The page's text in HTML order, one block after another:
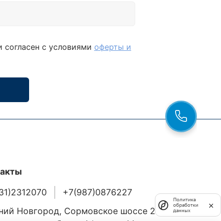
с условиями оферты и
+7(987)0876227
Новгород, Сормовское шоссе 24/36
Политика
обработки
данных